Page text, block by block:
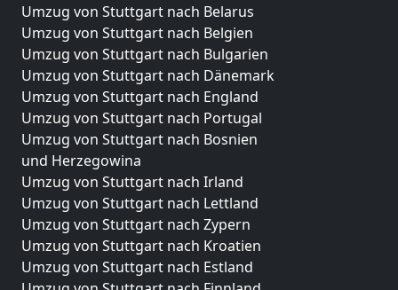
Umzug von Stuttgart nach Belarus
Umzug von Stuttgart nach Belgien
Umzug von Stuttgart nach Bulgarien
Umzug von Stuttgart nach Dänemark
Umzug von Stuttgart nach England
Umzug von Stuttgart nach Portugal
Umzug von Stuttgart nach Bosnien
und Herzegowina
Umzug von Stuttgart nach Irland
Umzug von Stuttgart nach Lettland
Umzug von Stuttgart nach Zypern
Umzug von Stuttgart nach Kroatien
Umzug von Stuttgart nach Estland